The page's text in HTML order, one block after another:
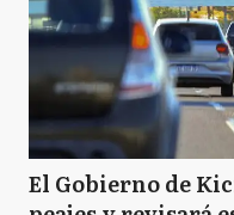
El Gobierno de